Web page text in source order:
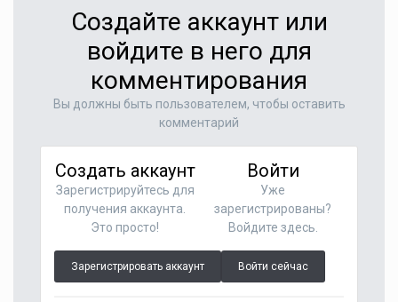
Создайте аккаунт или
войдите в него для
комментирования
Вы должны быть пользователем, чтобы оставить
комментарий
Создать аккаунт
Зарегистрируйтесь для
получения аккаунта.
Это просто!
Зарегистрировать аккаунт
Войти
Уже
зарегистрированы?
Войдите здесь.
Войти сейчас